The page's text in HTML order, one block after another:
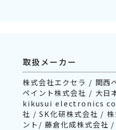
取扱メーカー
株式会社エクセラ / 関西
ペイント株式会社 / 大日
kikusui electronics
社 / SK化研株式会社 / 株
ント/ 藤倉化成株式会社